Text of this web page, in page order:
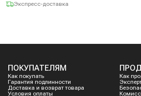
Экспресс-доставка
ПОКУПАТЕЛЯМ
Как покупать
Гарантия подлинности
Доставка и возврат товара
Условия оплаты
Как